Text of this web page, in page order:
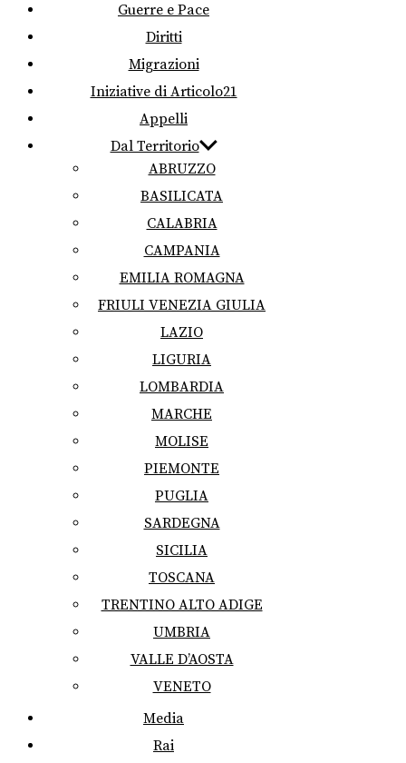
Guerre e Pace
Diritti
Migrazioni
Iniziative di Articolo21
Appelli
Dal Territorio
ABRUZZO
BASILICATA
CALABRIA
CAMPANIA
EMILIA ROMAGNA
FRIULI VENEZIA GIULIA
LAZIO
LIGURIA
LOMBARDIA
MARCHE
MOLISE
PIEMONTE
PUGLIA
SARDEGNA
SICILIA
TOSCANA
TRENTINO ALTO ADIGE
UMBRIA
VALLE D’AOSTA
VENETO
Media
Rai